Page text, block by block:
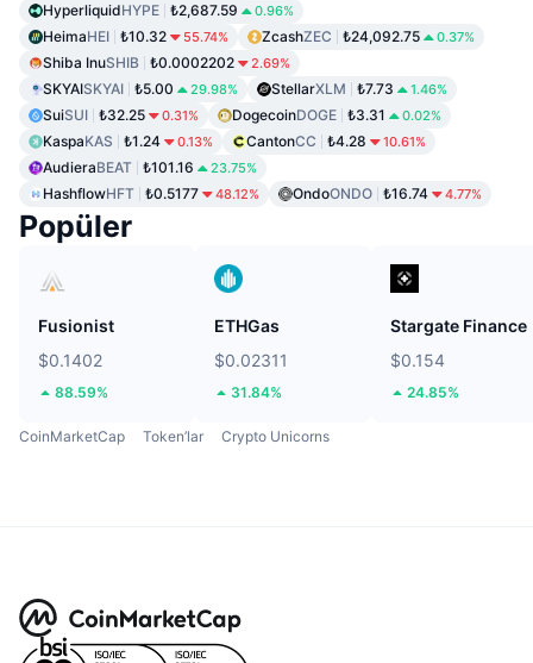
HyperliquidHYPE ₺2,687.59 0.96%
HeimaHEI ₺10.32 55.74% ZcashZEC ₺24,092.75 0.37%
Shiba InuSHIB ₺0.0002202 2.69%
SKYAISKYAI ₺5.00 29.98% StellarXLM ₺7.73 1.46%
SuiSUI ₺32.25 0.31% DogecoinDOGE ₺3.31 0.02%
KaspaKAS ₺1.24 0.13% CantonCC ₺4.28 10.61%
AudieraBEAT ₺101.16 23.75%
HashflowHFT ₺0.5177 48.12% OndoONDO ₺16.74 4.77%
Popüler
Fusionist
$0.1402
88.59%
ETHGas
$0.02311
31.84%
Stargate Finance
$0.154
24.85%
CoinMarketCap Token’lar Crypto Unicorns